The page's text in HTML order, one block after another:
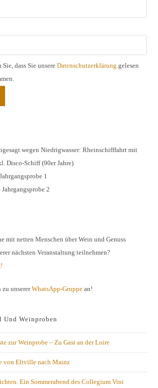
dass Sie unsereDatenschutzerklärung gelesen
wegen Niedrigwasser: Rheinschifffahrt mit
Disco-Schiff (90er Jahre)
1
Jahrgangsprobe 2
mit netten Menschen über Wein und Genuss
nächsten Veranstaltung teilnehmen?
zu unsererWhatsApp-Gruppe an!
Und Weinproben
zur Weinprobe – Zu Gast an der Loire
von Eltville nach Mainz
Ein Sommerabend des Collegium Vini